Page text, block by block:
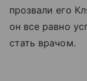
прозвали его
он все равно
стать врачом.